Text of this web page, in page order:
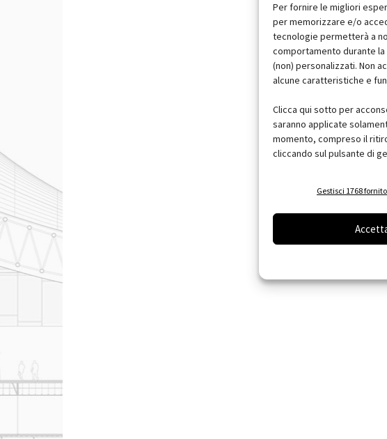
Per fornire le migliori
per memorizzare e/o
tecnologie permetterà a
comportamento durante la
(non) personalizzati. Non
alcune caratteristiche e
Clicca qui sotto per
saranno applicate
momento, compreso il
cliccando sul pulsante di
Gestisci 1768